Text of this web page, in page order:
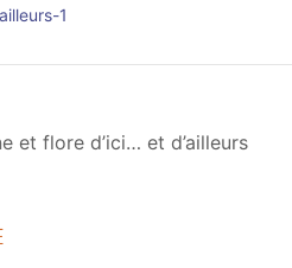
1
et flore d’ici… et d’ailleurs